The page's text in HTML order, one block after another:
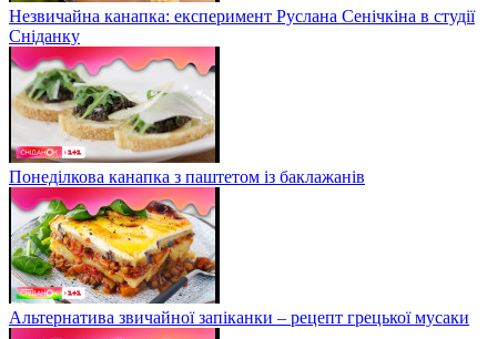
Незвичайна канапка: експеримент Руслана Сенічкіна в студії
Сніданку
Понеділкова канапка з паштетом із баклажанів
Альтернатива звичайної запіканки – рецепт грецької мусаки